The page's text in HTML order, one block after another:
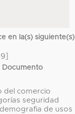
en la(s) siguiente(s)
Documento
del comercio
seguridad
de usos